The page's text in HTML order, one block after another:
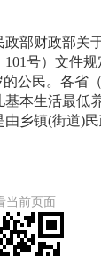
部财政部关
号）文件
公民。各
本生活最低
乡镇(街道)
当前页面